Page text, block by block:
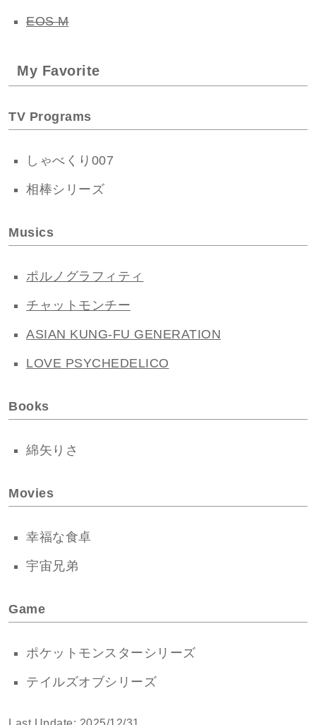
EOS M
My Favorite
TV Programs
しゃべくり007
相棒シリーズ
Musics
ポルノグラフィティ
チャットモンチー
ASIAN KUNG-FU GENERATION
LOVE PSYCHEDELICO
Books
綿矢りさ
Movies
幸福な食卓
宇宙兄弟
Game
ポケットモンスターシリーズ
テイルズオブシリーズ